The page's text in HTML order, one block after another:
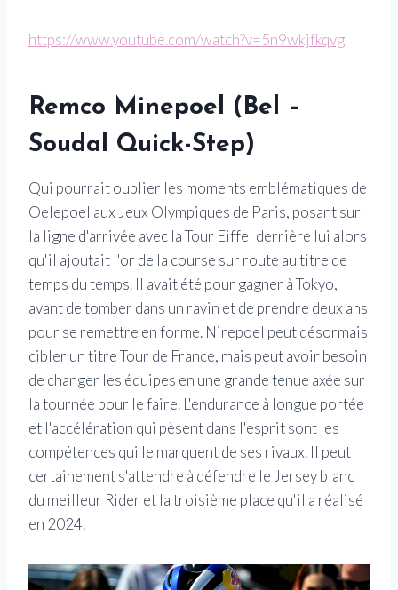
https://www.youtube.com/watch?v=5n9wkjfkqvg
Remco Minepoel (Bel –
Soudal Quick-Step)
Qui pourrait oublier les moments emblématiques de
Oelepoel aux Jeux Olympiques de Paris, posant sur
la ligne d'arrivée avec la Tour Eiffel derrière lui alors
qu'il ajoutait l'or de la course sur route au titre de
temps du temps. Il avait été pour gagner à Tokyo,
avant de tomber dans un ravin et de prendre deux ans
pour se remettre en forme. Nirepoel peut désormais
cibler un titre Tour de France, mais peut avoir besoin
de changer les équipes en une grande tenue axée sur
la tournée pour le faire. L'endurance à longue portée
et l'accélération qui pèsent dans l'esprit sont les
compétences qui le marquent de ses rivaux. Il peut
certainement s'attendre à défendre le Jersey blanc
du meilleur Rider et la troisième place qu'il a réalisé
en 2024.